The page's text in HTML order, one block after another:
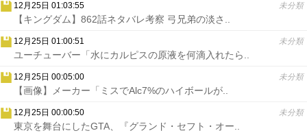
12月25日 01:03:55 未分類
【キングダム】862話ネタバレ考察 弓兄弟の淡さ..
12月25日 01:00:51 未分類
ユーチューバー「水にカルピスの原液を何滴入れたら..
12月25日 00:05:00 未分類
【画像】メーカー「ミスでAlc7%のハイボールが..
12月25日 00:00:50 未分類
東京を舞台にしたGTA、『グランド・セフト・オー..